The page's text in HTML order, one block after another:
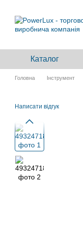
Каталог
Головна Інструмент
Написати відгук